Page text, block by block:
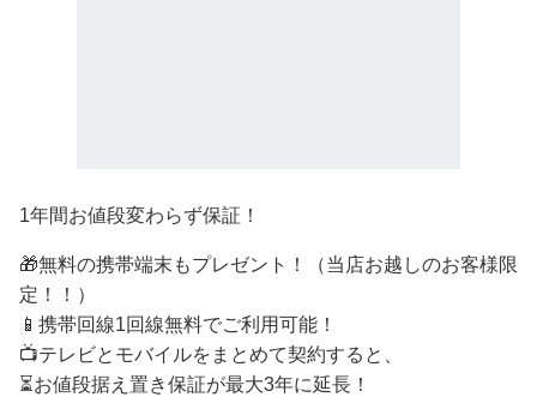
1年間お値段変わらず保証！
🎁無料の携帯端末もプレゼント！（当店お越しのお客様限
定！！）
📱携帯回線1回線無料でご利用可能！
📺テレビとモバイルをまとめて契約すると、
⏳お値段据え置き保証が最大3年に延長！